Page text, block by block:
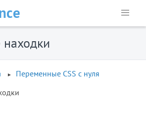
Переменные CSS с нуля